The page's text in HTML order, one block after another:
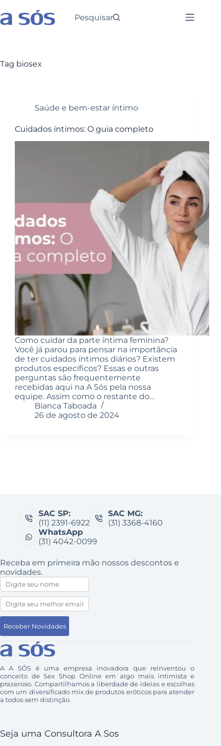
Pesquisar
Tag biosex
Saúde e bem-estar íntimo
Cuidados íntimos: O guia completo
Como cuidar da parte íntima feminina?
Você já parou para pensar na importância
de ter cuidados íntimos diários? Existem
produtos específicos? Essas e outras
perguntas são frequentemente
recebidas aqui na A Sós pela nossa
equipe. Assim como o restante do…
Bianca Taboada
26 de agosto de 2024
SAC SP:
(11) 2391-6922
SAC MG:
(31) 3368-4160
WhatsApp
(31) 4042-0099
Receba em primeira mão nossos descontos e
novidades.
A A SÓS é uma empresa inovadora que reinventou o
conceito de Sex Shop Online em algo mais intimista e
prazeroso. Compartilhamos a liberdade de ideias e escolhas
com um diversificado mix de produtos eróticos para atender
a todos sem distinção.
Seja uma Consultora A Sos